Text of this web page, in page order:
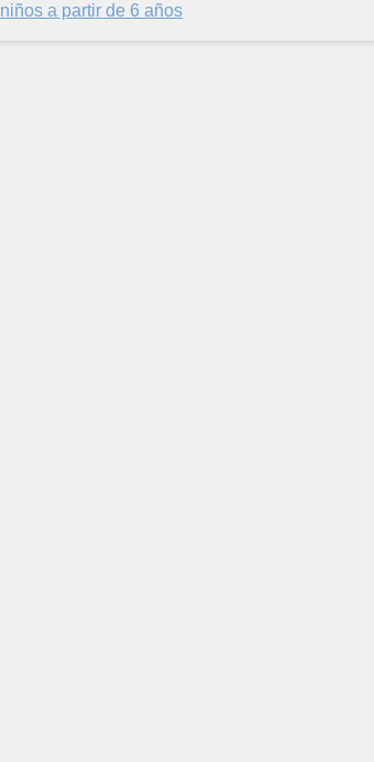
niños a partir de 6 años